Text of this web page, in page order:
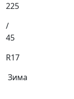
225
/
45
R17
Зима